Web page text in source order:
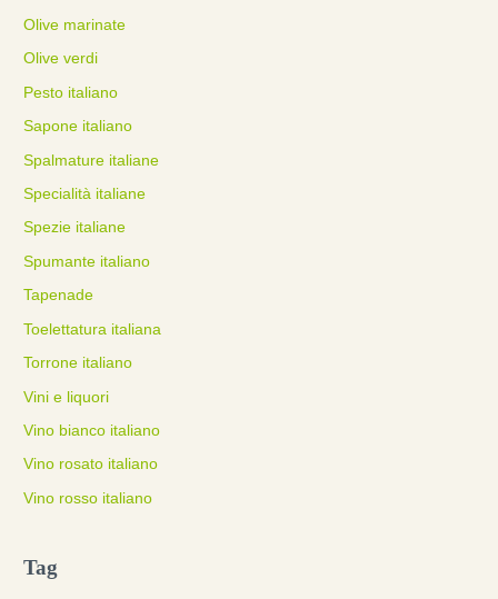
Olive marinate
Olive verdi
Pesto italiano
Sapone italiano
Spalmature italiane
Specialità italiane
Spezie italiane
Spumante italiano
Tapenade
Toelettatura italiana
Torrone italiano
Vini e liquori
Vino bianco italiano
Vino rosato italiano
Vino rosso italiano
Tag